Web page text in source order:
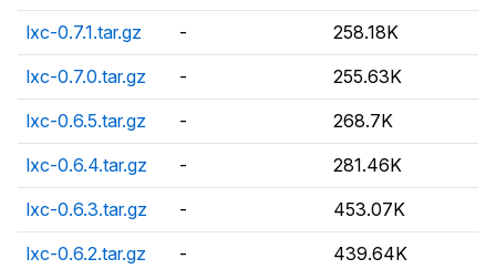
lxc-0.7.1.tar.gz
-
258.18K
lxc-0.7.0.tar.gz
-
255.63K
lxc-0.6.5.tar.gz
-
268.7K
lxc-0.6.4.tar.gz
-
281.46K
lxc-0.6.3.tar.gz
-
453.07K
lxc-0.6.2.tar.gz
-
439.64K